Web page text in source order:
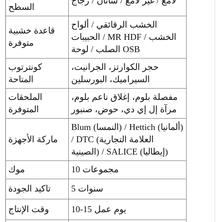
السطح
قاعدة خشبية
متوفرة
الخشب الرقائقي / ألواح
الحبيبات / MR HDF / الخشب
الصلب / لوحة OSB
كونترتوب
المتاحة
حجر الكوارتز، الجرانيت،
السيراميك، البورسلين
الملحقات
المتوفرة
مفصلة بلوم، إغلاق ناعم بلوم،
مرآة إل إي دي، حوض، صنبور
ماركة الأجهزة
Blum (النمسا) / Hettich (ألمانيا)
/ DTC (العلامة التجارية
الصينية) / SALICE (إيطاليا)
موك
10 مجموعات
تاكيد الجودة
5 سنوات
وقت الإنتاج 10-15 يوم عمل